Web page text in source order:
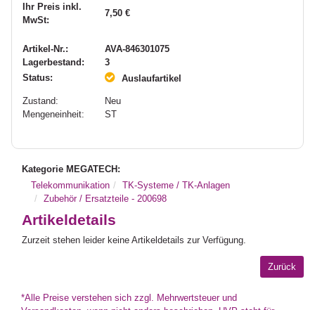
Ihr Preis inkl.
MwSt:
7,50 €
Artikel-Nr.:
AVA-846301075
Lagerbestand:
3
Status:
Auslaufartikel
Zustand:
Neu
Mengeneinheit:
ST
Kategorie MEGATECH:
Telekommunikation
TK-Systeme / TK-Anlagen
Zubehör / Ersatzteile - 200698
Artikeldetails
Zurzeit stehen leider keine Artikeldetails zur Verfügung.
*Alle Preise verstehen sich zzgl. Mehrwertsteuer und